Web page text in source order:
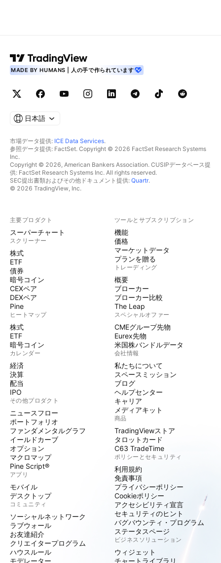
MADE BY HUMANS | 人の手で作られています
日本語
市場データ提供: ICE Data Services.
参照データ提供: FactSet. Copyright © 2026 FactSet Research Systems
Inc.
Copyright © 2026, American Bankers Association. CUSIPデータベース提
供: FactSet Research Systems Inc. All rights reserved.
SEC提出書類およびその他ドキュメント提供: Quartr.
© 2026 TradingView, Inc.
主要プロダクト
スーパーチャート
スクリーナー
株式
ETF
債券
暗号コイン
CEXペア
DEXペア
Pine
ヒートマップ
株式
ETF
暗号コイン
カレンダー
経済
決算
配当
IPO
その他プロダクト
ニュースフロー
ポートフォリオ
ファンダメンタルグラフ
イールドカーブ
オプション
マクロマップ
Pine Script®
アプリ
モバイル
デスクトップ
コミュニティ
ソーシャルネットワーク
ラブウォール
お友達紹介
クリエイタープログラム
ハウスルール
モデレーター
ツールとサブスクリプション
機能
価格
マーケットデータ
プランを贈る
トレーディング
概要
ブローカー
ブローカー比較
The Leap
スペシャルオファー
CMEグループ先物
Eurex先物
米国株バンドルデータ
会社情報
私たちについて
スペースミッション
ブログ
ヘルプセンター
キャリア
メディアキット
商品
TradingViewストア
タロットカード
C63 TradeTime
ポリシーとセキュリティ
利用規約
免責事項
プライバシーポリシー
Cookieポリシー
アクセシビリティ宣言
セキュリティのヒント
バグバウンティ・プログラム
ステータスページ
ビジネスソリューション
ウィジェット
チャートライブラリ